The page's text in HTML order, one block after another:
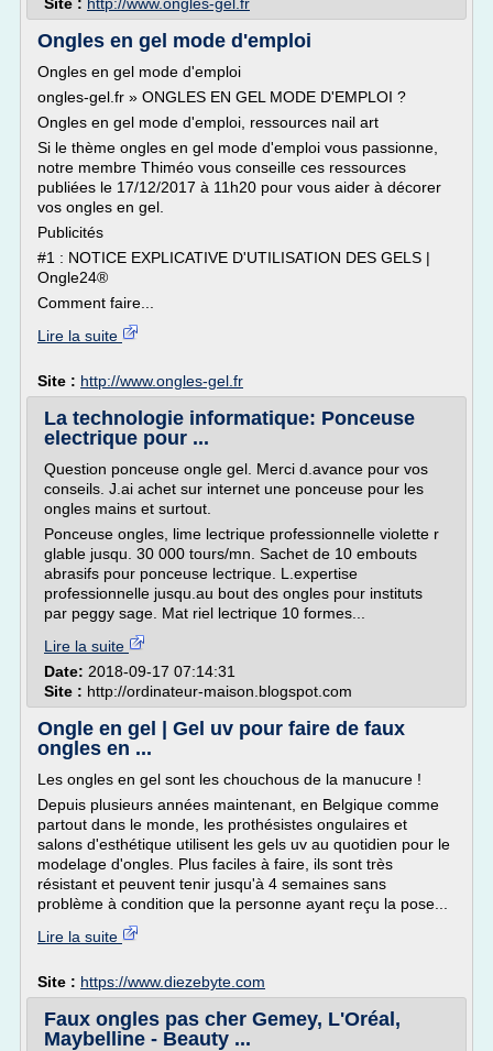
Ongles en gel mode d'emploi
Ongles en gel mode d'emploi
ongles-gel.fr » ONGLES EN GEL MODE D'EMPLOI ?
Ongles en gel mode d'emploi, ressources nail art
Si le thème ongles en gel mode d'emploi vous passionne,
notre membre Thiméo vous conseille ces ressources
publiées le 17/12/2017 à 11h20 pour vous aider à décorer
vos ongles en gel.
Publicités
#1 : NOTICE EXPLICATIVE D'UTILISATION DES GELS |
Ongle24®
Comment faire...
Lire la suite
Site : http://www.ongles-gel.fr
La technologie informatique: Ponceuse
electrique pour ...
Question ponceuse ongle gel. Merci d.avance pour vos
conseils. J.ai achet sur internet une ponceuse pour les
ongles mains et surtout.
Ponceuse ongles, lime lectrique professionnelle violette r
glable jusqu. 30 000 tours/mn. Sachet de 10 embouts
abrasifs pour ponceuse lectrique. L.expertise
professionnelle jusqu.au bout des ongles pour instituts
par peggy sage. Mat riel lectrique 10 formes...
Lire la suite
Date: 2018-09-17 07:14:31
Site : http://ordinateur-maison.blogspot.com
Ongle en gel | Gel uv pour faire de faux
ongles en ...
Les ongles en gel sont les chouchous de la manucure !
Depuis plusieurs années maintenant, en Belgique comme
partout dans le monde, les prothésistes ongulaires et
salons d'esthétique utilisent les gels uv au quotidien pour le
modelage d'ongles. Plus faciles à faire, ils sont très
résistant et peuvent tenir jusqu'à 4 semaines sans
problème à condition que la personne ayant reçu la pose...
Lire la suite
Site : https://www.diezebyte.com
Faux ongles pas cher Gemey, L'Oréal,
Maybelline - Beauty ...